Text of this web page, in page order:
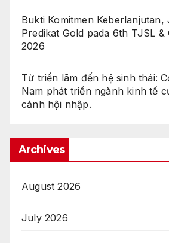
Bukti Komitmen Keberlanjutan,
Predikat Gold pada 6th TJSL &
2026
Từ triển lãm đến hệ sinh thái:
Nam phát triển ngành kinh tế
cảnh hội nhập.
Archives
August 2026
July 2026